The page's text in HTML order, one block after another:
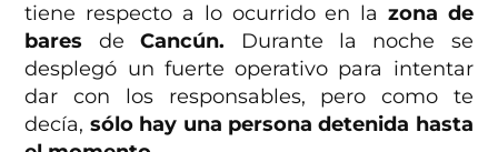
tiene respecto a lo ocurrido en la zona de
bares deCancún. Durante la noche se
desplegó un fuerte operativo para intentar
dar con los responsables, pero como te
decía, sólo hay una persona detenida hasta